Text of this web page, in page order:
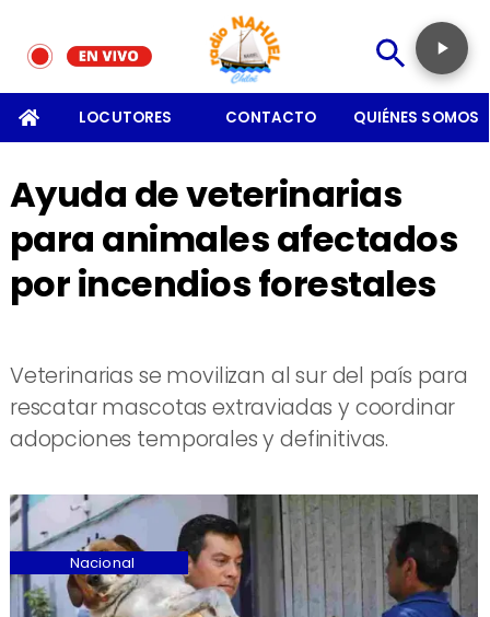
LOCUTORES CONTACTO QUIÉNES SOMOS
Ayuda de veterinarias
para animales afectados
por incendios forestales
Veterinarias se movilizan al sur del país para
rescatar mascotas extraviadas y coordinar
adopciones temporales y definitivas.
Nacional